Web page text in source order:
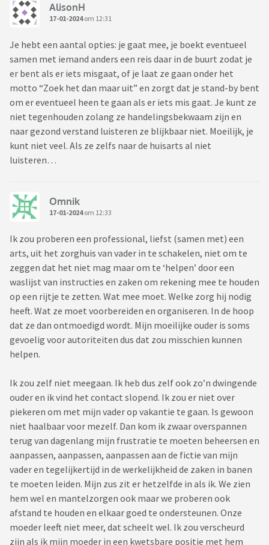
AlisonH
17-01-2024om 12:31
Je hebt een aantal opties: je gaat mee, je boekt eventueel
samen met iemand anders een reis daar in de buurt zodat je
er bent als er iets misgaat, of je laat ze gaan onder het
motto “Zoek het dan maar uit” en zorgt dat je stand-by bent
om er eventueel heen te gaan als er iets mis gaat. Je kunt ze
niet tegenhouden zolang ze handelingsbekwaam zijn en
naar gezond verstand luisteren ze blijkbaar niet. Moeilijk, je
kunt niet veel. Als ze zelfs naar de huisarts al niet
luisteren…
Omnik
17-01-2024om 12:33
Ik zou proberen een professional, liefst (samen met) een
arts, uit het zorghuis van vader in te schakelen, niet om te
zeggen dat het niet mag maar om te ‘helpen’ door een
waslijst van instructies en zaken om rekening mee te houden
op een rijtje te zetten. Wat mee moet. Welke zorg hij nodig
heeft. Wat ze moet voorbereiden en organiseren. In de hoop
dat ze dan ontmoedigd wordt. Mijn moeilijke ouder is soms
gevoelig voor autoriteiten dus dat zou misschien kunnen
helpen.
Ik zou zelf niet meegaan. Ik heb dus zelf ook zo’n dwingende
ouder en ik vind het contact slopend. Ik zou er niet over
piekeren om met mijn vader op vakantie te gaan. Is gewoon
niet haalbaar voor mezelf. Dan kom ik zwaar overspannen
terug van dagenlang mijn frustratie te moeten beheersen en
aanpassen, aanpassen, aanpassen aan de fictie van mijn
vader en tegelijkertijd in de werkelijkheid de zaken in banen
te moeten leiden. Mijn zus zit er hetzelfde in als ik. We zien
hem wel en mantelzorgen ook maar we proberen ook
afstand te houden en elkaar goed te ondersteunen. Onze
moeder leeft niet meer, dat scheelt wel. Ik zou verscheurd
zijn als ik mijn moeder in een kwetsbare positie met hem